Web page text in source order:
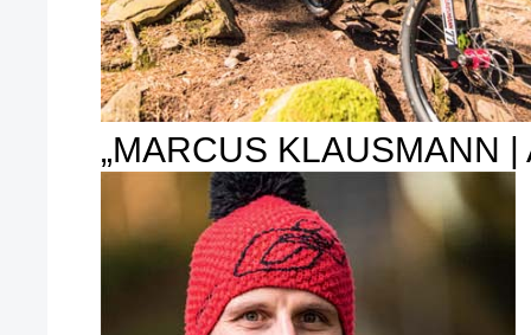
„MARCUS KLAUSMANN |